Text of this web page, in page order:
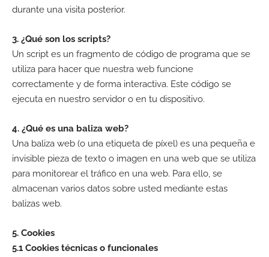
durante una visita posterior.
3. ¿Qué son los scripts?
Un script es un fragmento de código de programa que se
utiliza para hacer que nuestra web funcione
correctamente y de forma interactiva. Este código se
ejecuta en nuestro servidor o en tu dispositivo.
4. ¿Qué es una baliza web?
Una baliza web (o una etiqueta de píxel) es una pequeña e
invisible pieza de texto o imagen en una web que se utiliza
para monitorear el tráfico en una web. Para ello, se
almacenan varios datos sobre usted mediante estas
balizas web.
5. Cookies
5.1 Cookies técnicas o funcionales